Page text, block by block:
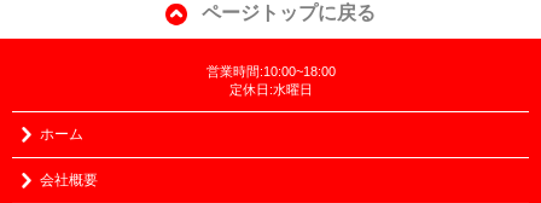
ページトップに戻る
営業時間:10:00~18:00
定休日:水曜日
ホーム
会社概要